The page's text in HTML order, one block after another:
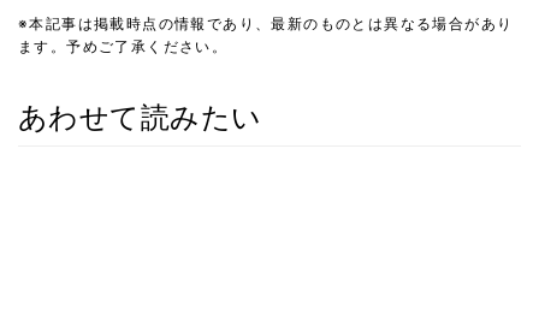
※本記事は掲載時点の情報であり、最新のものとは異なる場合があり
ます。予めご了承ください。
あわせて読みたい